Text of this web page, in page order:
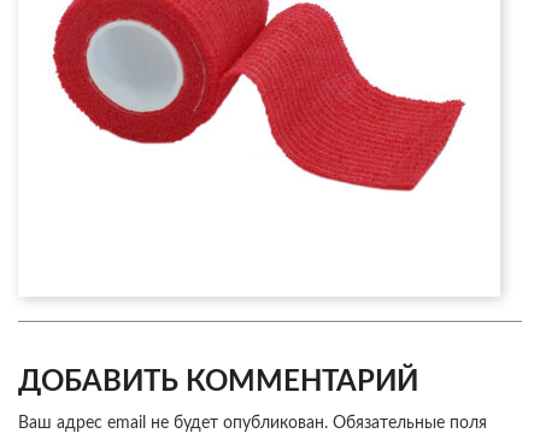
ДОБАВИТЬ КОММЕНТАРИЙ
Ваш адрес email не будет опубликован. Обязательные поля